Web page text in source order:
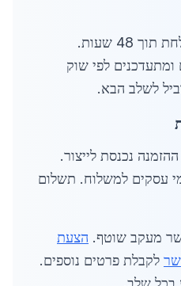
הצעת מחיר מפורטת נשלחת תוך 48 שעות.
לפי שוק
נכנסת לייצור.
זמנים של 5 עד 10 ימי עסקים למשלוח. תשלום
מעקב שוטף. הצעת
לקבלת פרטים נוספים.